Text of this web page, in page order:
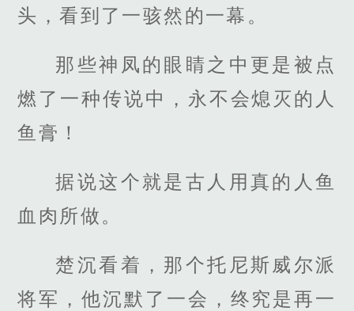
头，看到了一骇然的一幕。
那些神凤的眼睛之中更是被点
燃了一种传说中，永不会熄灭的人
鱼膏！
据说这个就是古人用真的人鱼
血肉所做。
楚沉看着，那个托尼斯威尔派
将军，他沉默了一会，终究是再一